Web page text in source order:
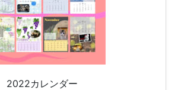
2022カレンダー